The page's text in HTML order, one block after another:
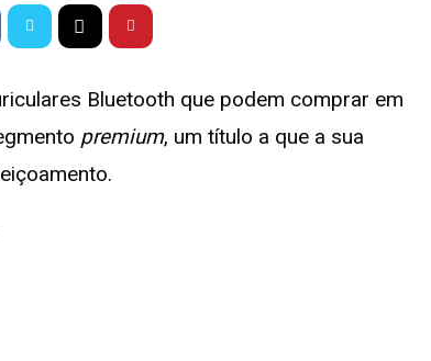
Bluetooth que podem comprar em
premium, um título a que a sua